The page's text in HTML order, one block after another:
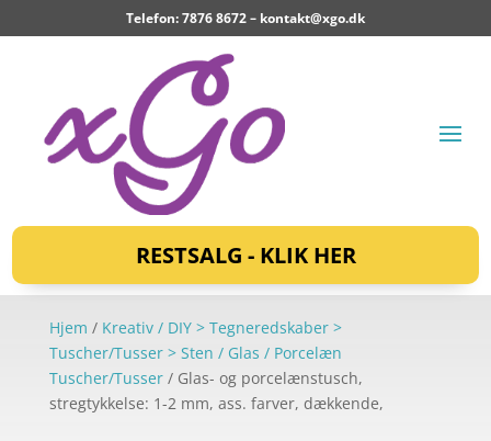
Telefon: 7876 8672 – kontakt@xgo.dk
RESTSALG - KLIK HER
Hjem / Kreativ / DIY > Tegneredskaber >
Tuscher/Tusser > Sten / Glas / Porcelæn
Tuscher/Tusser/ Glas- og porcelænstusch,
stregtykkelse: 1-2 mm, ass. farver, dækkende,